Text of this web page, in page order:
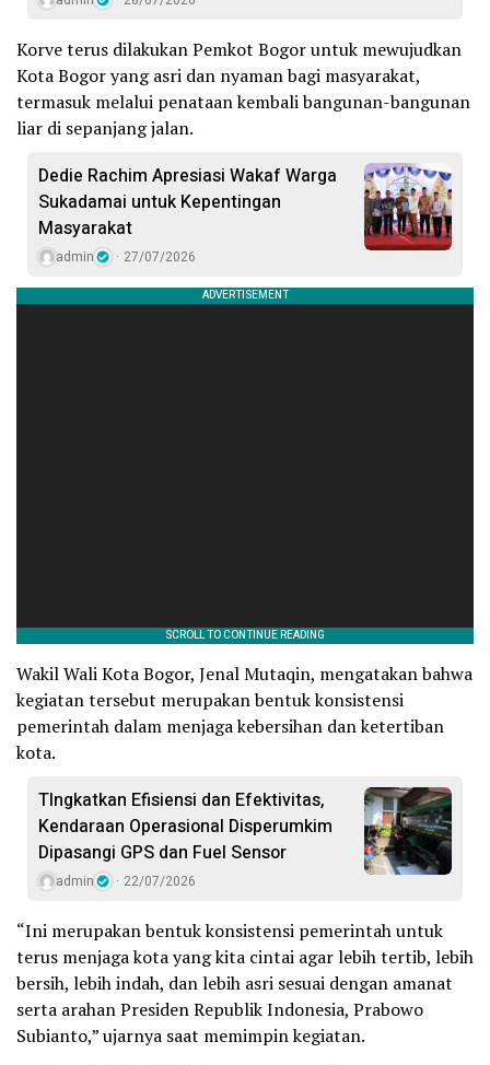
Korve terus dilakukan Pemkot Bogor untuk mewujudkan
Kota Bogor yang asri dan nyaman bagi masyarakat,
termasuk melalui penataan kembali bangunan-bangunan
liar di sepanjang jalan.
Dedie Rachim Apresiasi Wakaf Warga
Sukadamai untuk Kepentingan
Masyarakat
admin 27/07/2026
Wakil Wali Kota Bogor, Jenal Mutaqin, mengatakan bahwa
kegiatan tersebut merupakan bentuk konsistensi
pemerintah dalam menjaga kebersihan dan ketertiban
kota.
TIngkatkan Efisiensi dan Efektivitas,
Kendaraan Operasional Disperumkim
Dipasangi GPS dan Fuel Sensor
admin 22/07/2026
“Ini merupakan bentuk konsistensi pemerintah untuk
terus menjaga kota yang kita cintai agar lebih tertib, lebih
bersih, lebih indah, dan lebih asri sesuai dengan amanat
serta arahan Presiden Republik Indonesia, Prabowo
Subianto,” ujarnya saat memimpin kegiatan.